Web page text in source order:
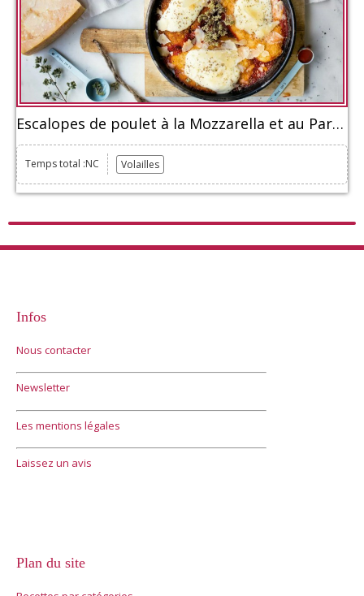
Escalopes de poulet à la Mozzarella et au Parmesan
Temps total :NC Volailles
Infos
Nous contacter
Newsletter
Les mentions légales
Laissez un avis
Plan du site